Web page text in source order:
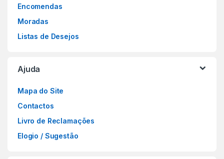
Encomendas
Moradas
Listas de Desejos
Ajuda
Mapa do Site
Contactos
Livro de Reclamações
Elogio / Sugestão